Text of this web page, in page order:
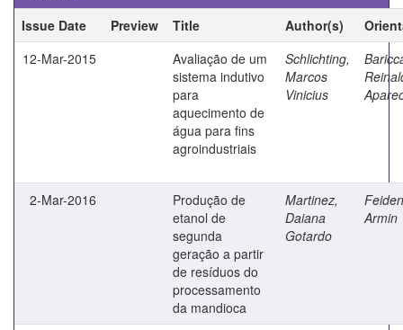
Issue Date
Preview Title Author(s)
12-Mar-2015
Avaliação de um
sistema indutivo
para
aquecimento de
água para fins
agroindustriais
Schlichting,
Marcos
Vinicius
2-Mar-2016
Produção de
etanol de
segunda
geração a partir
de resíduos do
processamento
da mandioca
Martinez,
Daiana
Gotardo
Armin